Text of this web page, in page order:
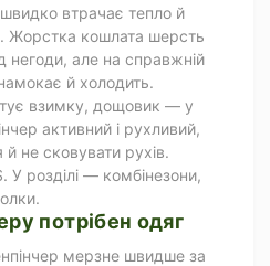
втрачає тепло й
Жорстка кошлата шерсть
але на справжній
й холодить.
взимку, дощовик — у
активний і рухливий,
не сковувати рухів.
У розділі — комбінезони,
потрібен одяг
мерзне швидше за